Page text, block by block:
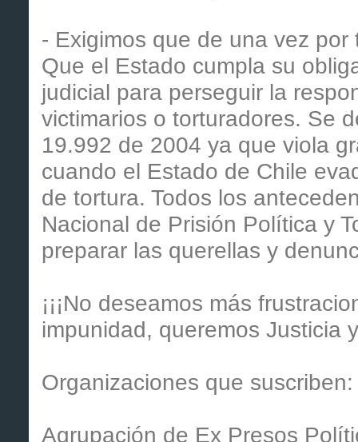
- Exigimos que de una vez
Que el Estado cumpla su
judicial para perseguir la
victimarios o torturadores. Se
19.992 de 2004 ya que viola
cuando el Estado de Chile
de tortura. Todos los
Nacional de Prisión Política y
preparar las querellas y
¡¡¡No deseamos más
impunidad, queremos Justicia
Organizaciones que suscriben:
Agrupación de Ex Presos